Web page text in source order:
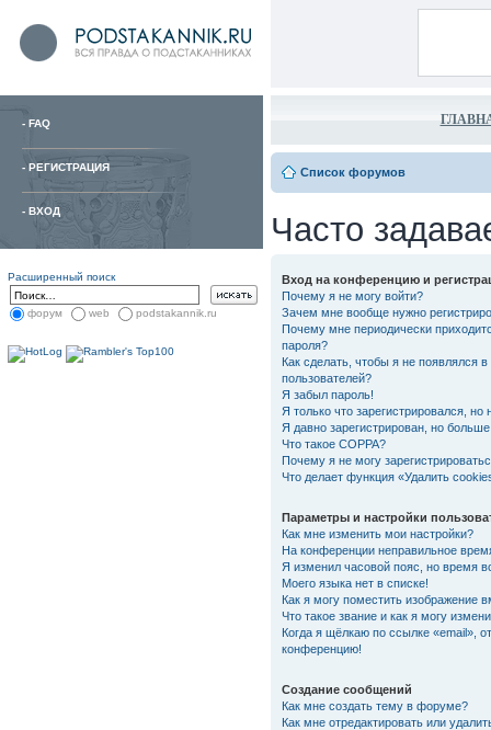
- FAQ
- РЕГИСТРАЦИЯ
- ВХОД
Расширенный поиск
форум web podstakannik.ru
Список форумов
Часто
Вход на конференцию и
Почему я не могу войти?
Зачем мне вообще нужно
Почему мне периодически
пароля?
Как сделать, чтобы я не появлялся
пользователей?
Я забыл пароль!
Я только что зарегистрировался, но
Я давно зарегистрирован, но
Что такое COPPA?
Почему я не могу
Что делает функция «Удалить
Параметры и настройки
Как мне изменить мои настройки?
На конференции неправильное
Я изменил часовой пояс, но время
Моего языка нет в списке!
Как я могу поместить изображение
Что такое звание и как я могу
Когда я щёлкаю по ссылке «email»,
конференцию!
Создание сообщений
Как мне создать тему в форуме?
Как мне отредактировать или